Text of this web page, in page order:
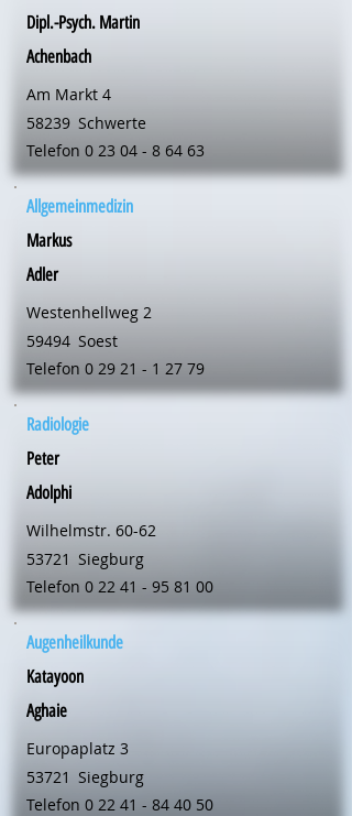
Dipl.-Psych. Martin
Achenbach
Am Markt 4
58239 Schwerte
Telefon 0 23 04 - 8 64 63
Allgemeinmedizin
Markus
Adler
Westenhellweg 2
59494 Soest
Telefon 0 29 21 - 1 27 79
Radiologie
Peter
Adolphi
Wilhelmstr. 60-62
53721 Siegburg
Telefon 0 22 41 - 95 81 00
Augenheilkunde
Katayoon
Aghaie
Europaplatz 3
53721 Siegburg
Telefon 0 22 41 - 84 40 50